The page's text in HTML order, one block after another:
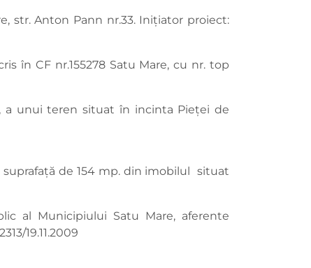
str. Anton Pann nr.33. Inițiator proiect:
în CF nr.155278 Satu Mare, cu nr. top
a unui teren situat în incinta Pieței de
de 154 mp. din imobilul situat
al Municipiului Satu Mare, aferente
19.11.2009